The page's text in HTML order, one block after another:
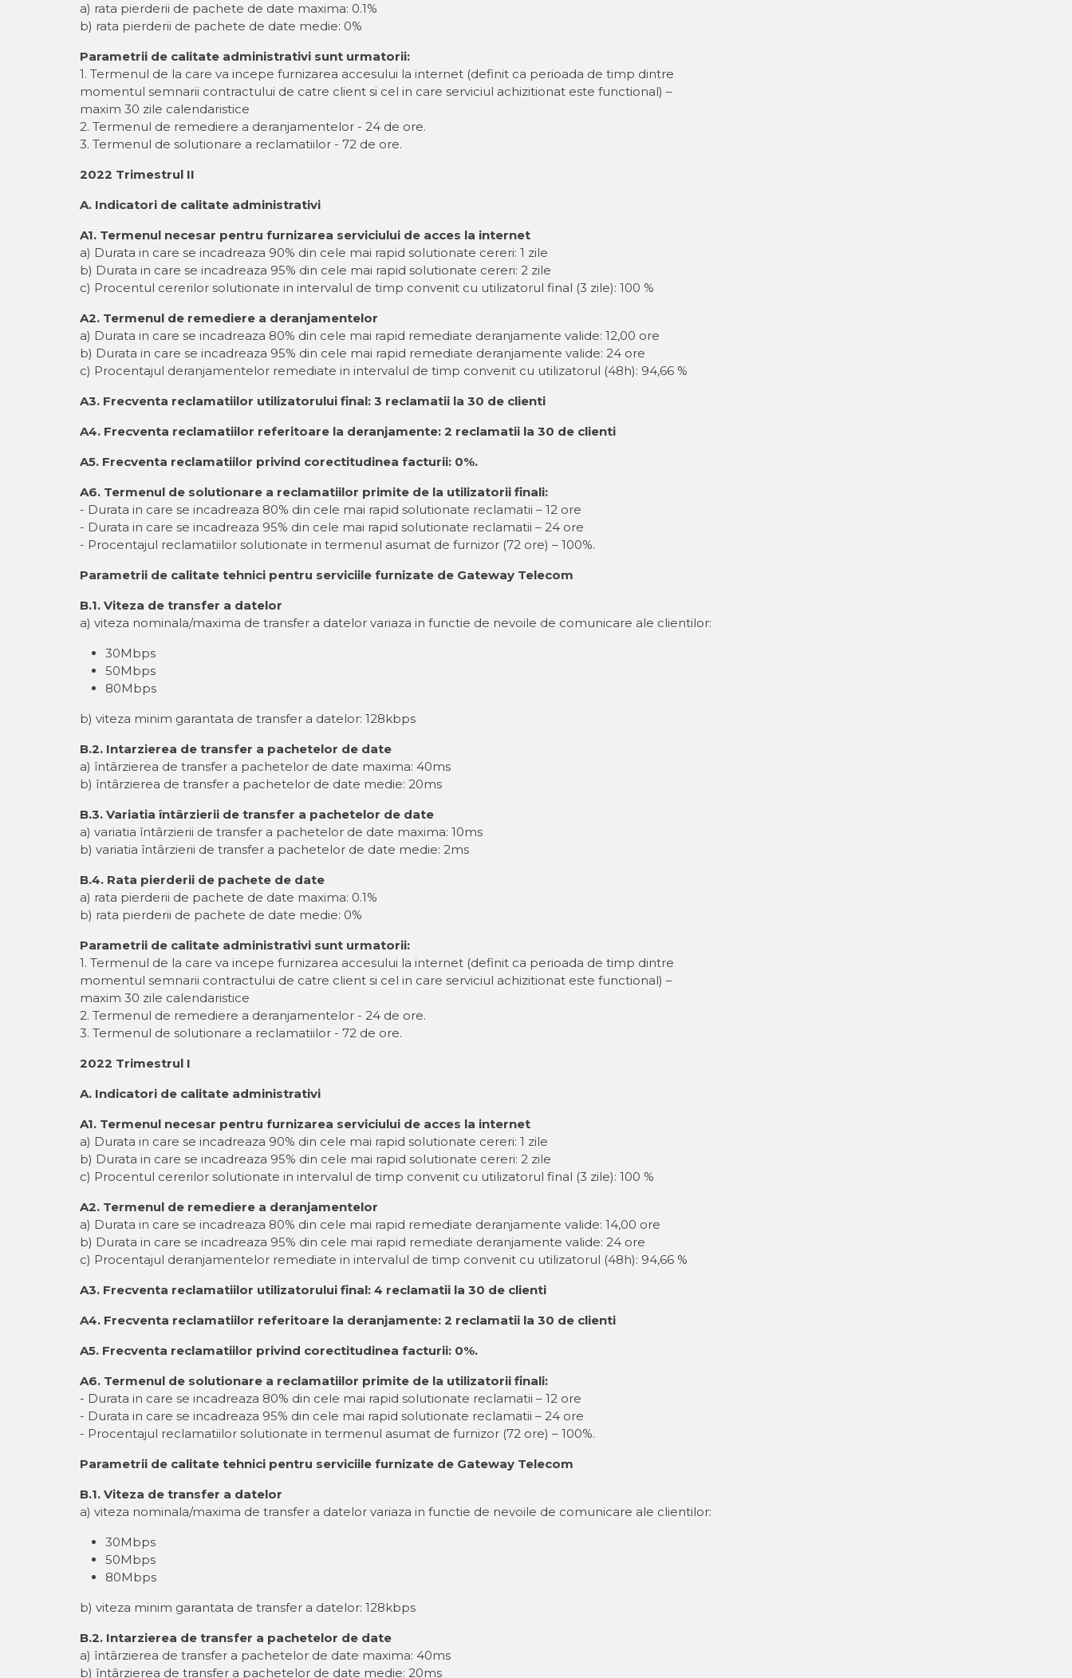
a) rata pierderii de pachete de date maxima: 0.1%
b) rata pierderii de pachete de date medie: 0%
Parametrii de calitate administrativi sunt urmatorii:
1. Termenul de la care va incepe furnizarea accesului la internet (definit ca perioada de timp dintre
momentul semnarii contractului de catre client si cel in care serviciul achizitionat este functional) –
maxim 30 zile calendaristice
2. Termenul de remediere a deranjamentelor - 24 de ore.
3. Termenul de solutionare a reclamatiilor - 72 de ore.
2022 Trimestrul II
A. Indicatori de calitate administrativi
A1. Termenul necesar pentru furnizarea serviciului de acces la internet
a) Durata in care se incadreaza 90% din cele mai rapid solutionate cereri: 1 zile
b) Durata in care se incadreaza 95% din cele mai rapid solutionate cereri: 2 zile
c) Procentul cererilor solutionate in intervalul de timp convenit cu utilizatorul final (3 zile): 100 %
A2. Termenul de remediere a deranjamentelor
a) Durata in care se incadreaza 80% din cele mai rapid remediate deranjamente valide: 12,00 ore
b) Durata in care se incadreaza 95% din cele mai rapid remediate deranjamente valide: 24 ore
c) Procentajul deranjamentelor remediate in intervalul de timp convenit cu utilizatorul (48h): 94,66 %
A3. Frecventa reclamatiilor utilizatorului final: 3 reclamatii la 30 de clienti
A4. Frecventa reclamatiilor referitoare la deranjamente: 2 reclamatii la 30 de clienti
A5. Frecventa reclamatiilor privind corectitudinea facturii: 0%.
A6. Termenul de solutionare a reclamatiilor primite de la utilizatorii finali:
- Durata in care se incadreaza 80% din cele mai rapid solutionate reclamatii – 12 ore
- Durata in care se incadreaza 95% din cele mai rapid solutionate reclamatii – 24 ore
- Procentajul reclamatiilor solutionate in termenul asumat de furnizor (72 ore) – 100%.
Parametrii de calitate tehnici pentru serviciile furnizate de Gateway Telecom
B.1. Viteza de transfer a datelor
a) viteza nominala/maxima de transfer a datelor variaza in functie de nevoile de comunicare ale clientilor:
30Mbps
50Mbps
80Mbps
b) viteza minim garantata de transfer a datelor: 128kbps
B.2. Intarzierea de transfer a pachetelor de date
a) întârzierea de transfer a pachetelor de date maxima: 40ms
b) întârzierea de transfer a pachetelor de date medie: 20ms
B.3. Variatia întârzierii de transfer a pachetelor de date
a) variatia întârzierii de transfer a pachetelor de date maxima: 10ms
b) variatia întârzierii de transfer a pachetelor de date medie: 2ms
B.4. Rata pierderii de pachete de date
a) rata pierderii de pachete de date maxima: 0.1%
b) rata pierderii de pachete de date medie: 0%
Parametrii de calitate administrativi sunt urmatorii:
1. Termenul de la care va incepe furnizarea accesului la internet (definit ca perioada de timp dintre
momentul semnarii contractului de catre client si cel in care serviciul achizitionat este functional) –
maxim 30 zile calendaristice
2. Termenul de remediere a deranjamentelor - 24 de ore.
3. Termenul de solutionare a reclamatiilor - 72 de ore.
2022 Trimestrul I
A. Indicatori de calitate administrativi
A1. Termenul necesar pentru furnizarea serviciului de acces la internet
a) Durata in care se incadreaza 90% din cele mai rapid solutionate cereri: 1 zile
b) Durata in care se incadreaza 95% din cele mai rapid solutionate cereri: 2 zile
c) Procentul cererilor solutionate in intervalul de timp convenit cu utilizatorul final (3 zile): 100 %
A2. Termenul de remediere a deranjamentelor
a) Durata in care se incadreaza 80% din cele mai rapid remediate deranjamente valide: 14,00 ore
b) Durata in care se incadreaza 95% din cele mai rapid remediate deranjamente valide: 24 ore
c) Procentajul deranjamentelor remediate in intervalul de timp convenit cu utilizatorul (48h): 94,66 %
A3. Frecventa reclamatiilor utilizatorului final: 4 reclamatii la 30 de clienti
A4. Frecventa reclamatiilor referitoare la deranjamente: 2 reclamatii la 30 de clienti
A5. Frecventa reclamatiilor privind corectitudinea facturii: 0%.
A6. Termenul de solutionare a reclamatiilor primite de la utilizatorii finali:
- Durata in care se incadreaza 80% din cele mai rapid solutionate reclamatii – 12 ore
- Durata in care se incadreaza 95% din cele mai rapid solutionate reclamatii – 24 ore
- Procentajul reclamatiilor solutionate in termenul asumat de furnizor (72 ore) – 100%.
Parametrii de calitate tehnici pentru serviciile furnizate de Gateway Telecom
B.1. Viteza de transfer a datelor
a) viteza nominala/maxima de transfer a datelor variaza in functie de nevoile de comunicare ale clientilor:
30Mbps
50Mbps
80Mbps
b) viteza minim garantata de transfer a datelor: 128kbps
B.2. Intarzierea de transfer a pachetelor de date
a) întârzierea de transfer a pachetelor de date maxima: 40ms
b) întârzierea de transfer a pachetelor de date medie: 20ms